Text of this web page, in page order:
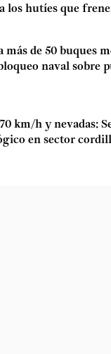
los hutíes que
más de 50 buques
naval sobre
km/h y nevadas:
en sector